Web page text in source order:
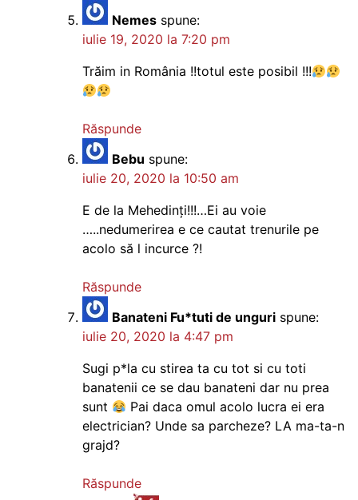
Nemes spune:
iulie 19, 2020 la 7:20 pm
Trăim in România !!totul este posibil !!!
Răspunde
Bebu spune:
iulie 20, 2020 la 10:50 am
E de la Mehedinți!!!…Ei au voie
…..nedumerirea e ce cautat trenurile pe
acolo să l incurce ?!
Răspunde
Banateni Fu*tuti de unguri spune:
iulie 20, 2020 la 4:47 pm
Sugi p*la cu stirea ta cu tot si cu toti
banatenii ce se dau banateni dar nu prea
sunt
Pai daca omul acolo lucra ei era
electrician? Unde sa parcheze? LA ma-ta-n
grajd?
Răspunde